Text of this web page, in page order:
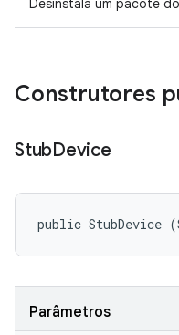
Desinstala um pacote
Construtores
StubDevice
public StubDevice
Parâmetros